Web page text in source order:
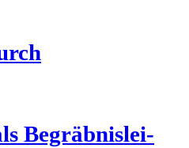
Begräb­nis­lei­